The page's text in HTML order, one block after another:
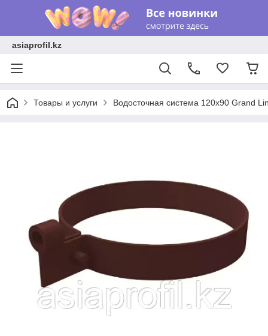
asiaprofil.kz
Товары и услуги Водосточная система 120x90 Grand